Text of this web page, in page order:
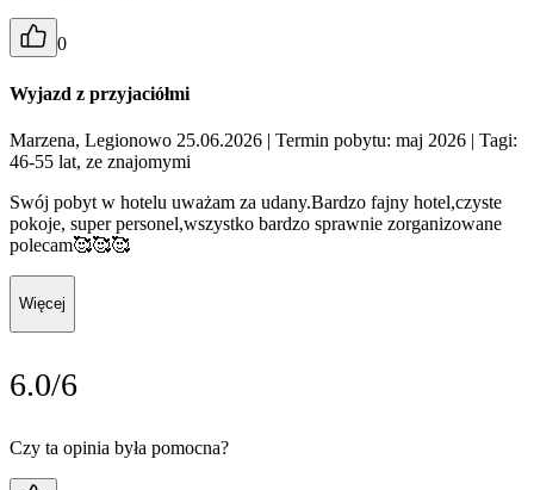
0
Wyjazd z przyjaciółmi
Marzena, Legionowo 25.06.2026 | Termin pobytu: maj 2026 | Tagi:
46-55 lat, ze znajomymi
Swój pobyt w hotelu uważam za udany.Bardzo fajny hotel,czyste
pokoje, super personel,wszystko bardzo sprawnie zorganizowane
polecam🥰🥰🥰
Więcej
6.0/6
Czy ta opinia była pomocna?